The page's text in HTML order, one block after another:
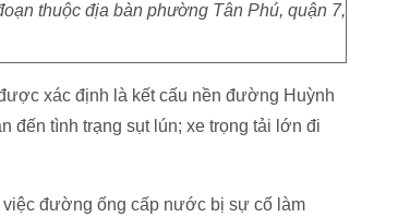
thuộc địa bàn phường Tân Phú, quận 7,
xác định là kết cấu nền đường Huỳnh
đến tình trạng sụt lún; xe trọng tải lớn đi
đường ống cấp nước bị sự cố làm